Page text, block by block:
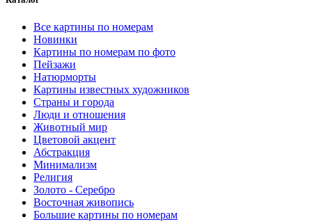
Все картины по номерам
Новинки
Картины по номерам по фото
Пейзажи
Натюрморты
Картины известных художников
Страны и города
Люди и отношения
Животный мир
Цветовой акцент
Абстракция
Минимализм
Религия
Золото - Серебро
Восточная живопись
Большие картины по номерам